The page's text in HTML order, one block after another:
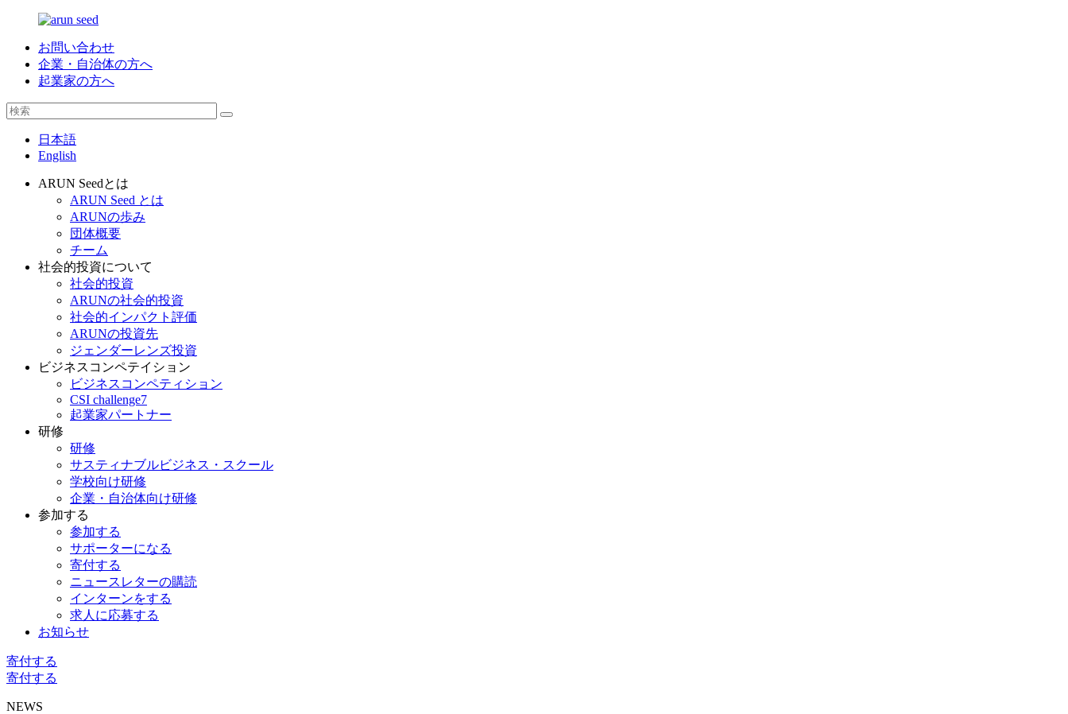
お問い合わせ
企業・自治体の方へ
起業家の方へ
日本語
English
ARUN Seedとは
ARUN Seed とは
ARUNの歩み
団体概要
チーム
社会的投資について
社会的投資
ARUNの社会的投資
社会的インパクト評価
ARUNの投資先
ジェンダーレンズ投資
ビジネスコンペテイション
ビジネスコンペティション
CSI challenge7
起業家パートナー
研修
研修
サスティナブルビジネス・スクール
学校向け研修
企業・自治体向け研修
参加する
参加する
サポーターになる
寄付する
ニュースレターの購読
インターンをする
求人に応募する
お知らせ
寄付する
寄付する
NEWS